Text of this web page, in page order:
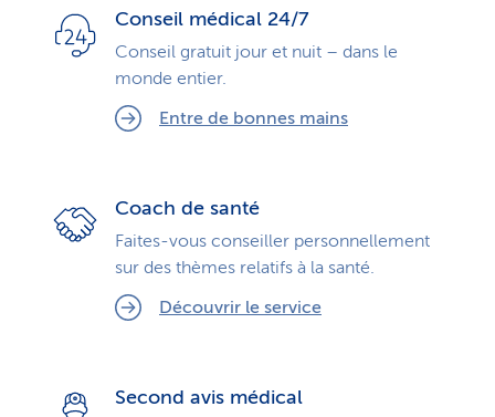
Conseil médical 24/7
Conseil gratuit jour et nuit – dans le
monde entier.
Entre de bonnes mains
Coach de santé
Faites-vous conseiller personnellement
sur des thèmes relatifs à la santé.
Découvrir le service
Second avis médical